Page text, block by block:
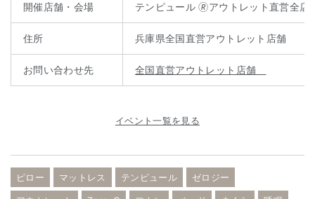
開催店舗・会場 テンピュール 🄬アウトレット直営全店
住所 兵庫県全国直営アウトレット店舗
お問い合わせ先 全国直営アウトレット店舗
イベント一覧を見る
ピロー マットレス テンピュール ゼロジー